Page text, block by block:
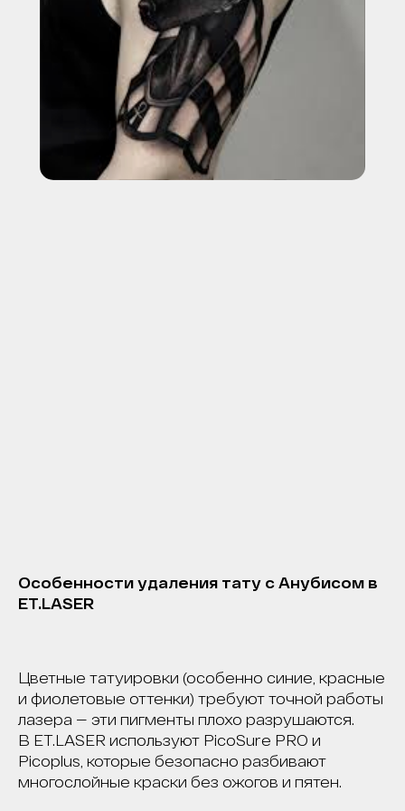
Особенности удаления тату с Анубисом в
ET.LASER
Цветные татуировки (особенно синие, красные
и фиолетовые оттенки) требуют точной работы
лазера — эти пигменты плохо разрушаются.
В ET.LASER используют PicoSure PRO и
Picoplus, которые безопасно разбивают
многослойные краски без ожогов и пятен.
КОРОЧ, ДОРОГИЕ!